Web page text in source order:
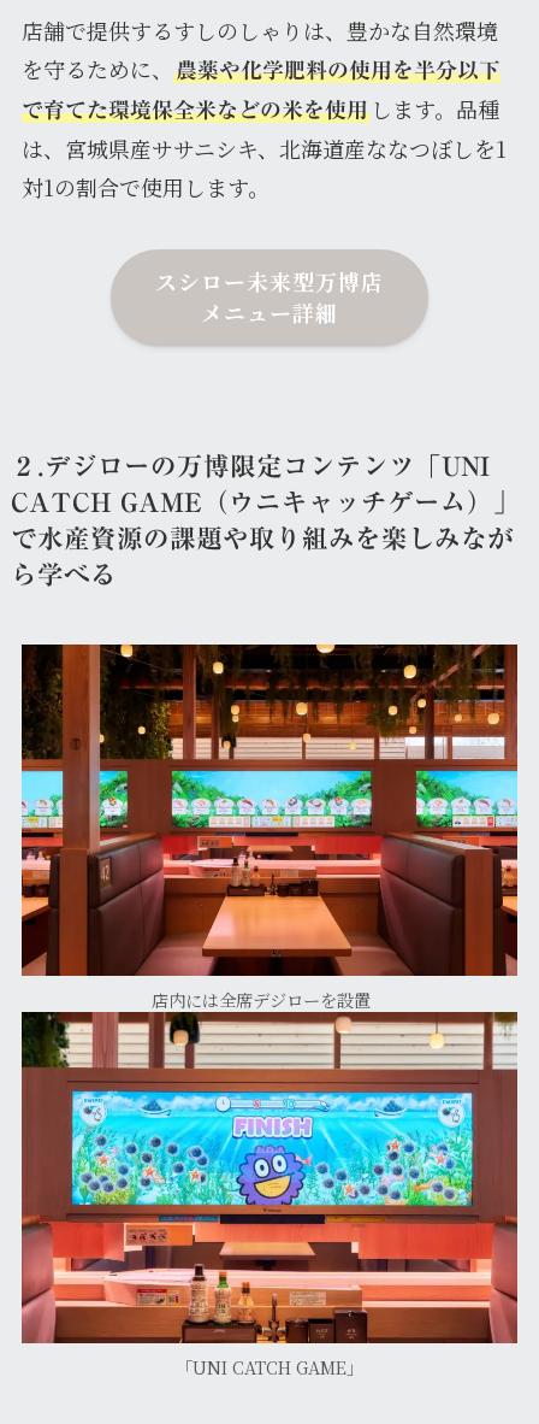
店舗で提供するすしのしゃりは、豊かな自然環境
を守るために、
農薬や化学肥料の使用を半分以下
で育てた環境保全米などの米を使用します。品種
は、宮城県産ササニシキ、北海道産ななつぼしを1
対1の割合で使用します。
スシロー未来型万博店
メニュー詳細
２.デジローの万博限定コンテンツ「UNI
CATCH GAME（ウニキャッチゲーム）」
で水産資源の課題や取り組みを楽しみなが
ら学べる
店内には全席デジローを設置
「UNI CATCH GAME」